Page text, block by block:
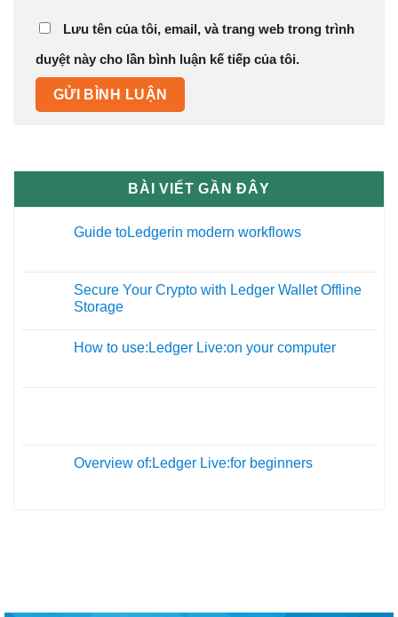
Lưu tên của tôi, email, và trang web trong trình
duyệt này cho lần bình luận kế tiếp của tôi.
BÀI VIẾT GẦN ĐÂY
Guide toLedgerin modern workflows
Secure Your Crypto with Ledger Wallet Offline
Storage
How to use:Ledger Live:on your computer
Overview of:Ledger Live:for beginners